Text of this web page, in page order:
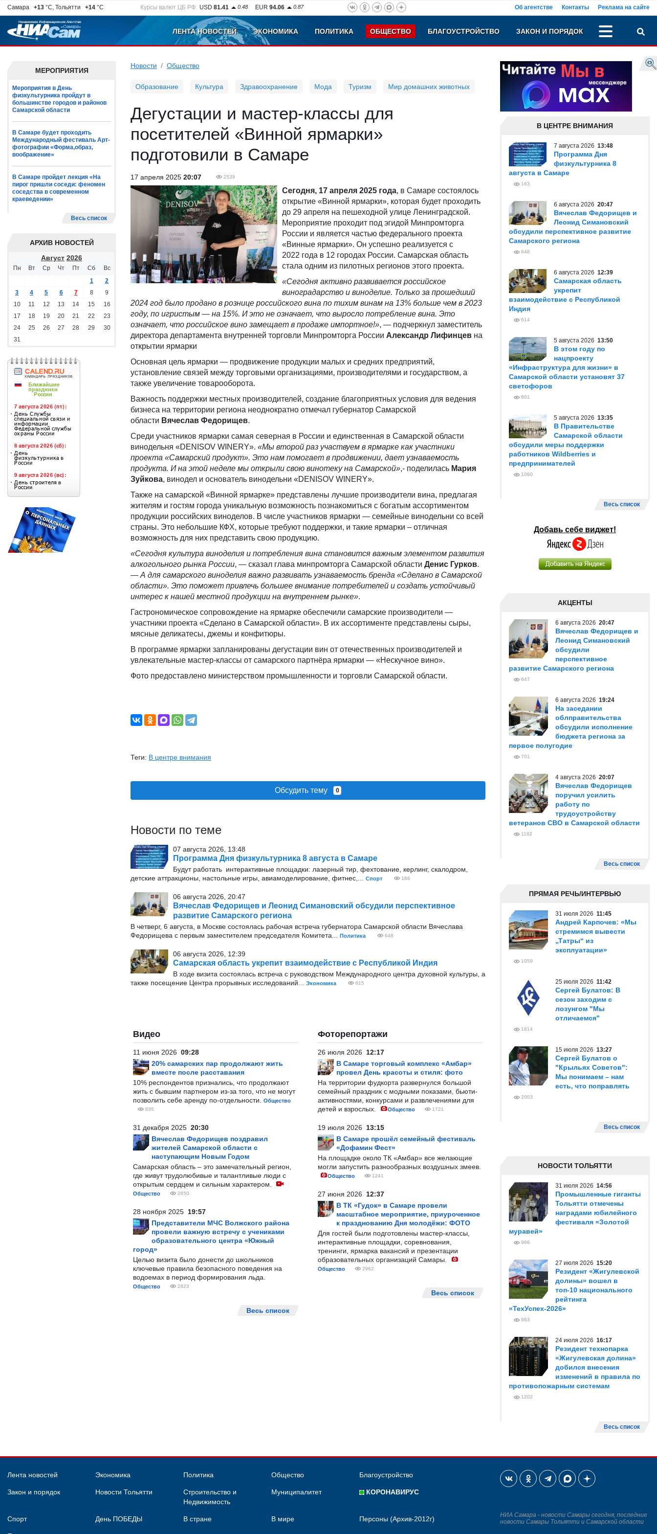
Самара +13 °C, Тольятти +14 °C Курсы валют ЦБ РФ: USD 81.41 0.48 EUR 94.06 0.87 Об агентстве Контакты Реклама на сайте
ЛЕНТА НОВОСТЕЙ ЭКОНОМИКА ПОЛИТИКА ОБЩЕСТВО БЛАГОУСТРОЙСТВО ЗАКОН И ПОРЯДОК
МЕРОПРИЯТИЯ
Мероприятия в День
физкультурника пройдут в
большинстве городов и районов
Самарской области
В Самаре будет проходить
Международный фестиваль Арт-
фотографии «Форма,образ,
воображение»
В Самаре пройдет лекция «На
пирог пришли соседи: феномен
соседства в современном
краеведении»
Весь список
АРХИВ НОВОСТЕЙ
Август 2026
Пн Вт Ср Чт Пт Сб
Вс
1
2
3
4 5 6 7 8
9
10
11 12 13 14 15
16
17
18 19 20 21 22
23
24
25 26 27 28 29
30
31
Новости Общество
Образование Культура Здравоохранение Мода Туризм Мир домашних животных
Дегустации и мастер-классы для
посетителей «Винной ярмарки»
подготовили в Самаре
17 апреля 2025 20:07 2539
Сегодня, 17 апреля 2025 года, в Самаре состоялось
открытие «Винной ярмарки», которая будет проходить
до 29 апреля на пешеходной улице Ленинградской.
Мероприятие проходит под эгидой Минпромторга
России и является частью федерального проекта
«Винные ярмарки». Он успешно реализуется с
2022 года в 12 городах России. Самарская область
стала одним из пилотных регионов этого проекта.
«Сегодня активно развивается российское
виноградарство и виноделие. Только за прошедший
2024 год было продано в рознице российского вина по тихим винам на 13% больше чем в 2023
году, по игристым — на 15%. И это не означает, что выросло потребление вина. Это
означает, что российское вино замещает в продаже импортное!», — подчеркнул заместитель
директора департамента внутренней торговли Минпромторга России Александр Лифинцев на
открытии ярмарки
Основная цель ярмарки — продвижение продукции малых и средних предприятий,
установление связей между торговыми организациями, производителями и государством, а
также увеличение товарооборота.
Важность поддержки местных производителей, создание благоприятных условия для ведения
бизнеса на территории региона неоднократно отмечал губернатор Самарской
области Вячеслав Федорищев.
Среди участников ярмарки самая северная в России и единственная в Самарской области
винодельня «DENISOV WINERY». «Мы второй раз участвуем в ярмарке как участники
проекта «Самарский продукт». Это нам помогает в продвижении, дает узнаваемость
продукта. И на этой неделе мы открыли свою винотеку на Самарской»,- поделилась Мария
Зуйкова, винодел и основатель винодельни «DENISOV WINERY».
Также на самарской «Винной ярмарке» представлены лучшие производители вина, предлагая
жителям и гостям города уникальную возможность познакомиться с богатым ассортиментом
продукции российских виноделов. В числе участников ярмарки — семейные винодельни со всей
страны. Это небольшие КФХ, которые требуют поддержки, и такие ярмарки – отличная
возможность для них представить свою продукцию.
«Сегодня культура виноделия и потребления вина становится важным элементом развития
алкогольного рынка России, — сказал глава минпромторга Самарской области Денис Гурков.
— А для самарского виноделия важно развивать узнаваемость бренда «Сделано в Самарской
области». Это поможет привлечь большее внимание потребителей и создать устойчивый
интерес к нашей местной продукции на внутреннем рынке».
Гастрономическое сопровождение на ярмарке обеспечили самарские производители —
участники проекта «Сделано в Самарской области». В их ассортименте представлены сыры,
мясные деликатесы, джемы и конфитюры.
В программе ярмарки запланированы дегустации вин от отечественных производителей и
увлекательные мастер-классы от самарского партнёра ярмарки — «Нескучное вино».
Фото предоставлено министерством промышленности и торговли Самарской области.
Теги: В центре внимания
Обсудить тему 0
Новости по теме
07 августа 2026, 13:48
Программа Дня физкультурника 8 августа в Самаре
Будут работать интерактивные площадки: лазерный тир, фехтование, керлинг, скалодром,
детские аттракционы, настольные игры, авиамоделирование, фитнес,...
Спорт 166
06 августа 2026, 20:47
Вячеслав Федорищев и Леонид Симановский обсудили перспективное
развитие Самарского региона
В четверг, 6 августа, в Москве состоялась рабочая встреча губернатора Самарской области Вячеслава
Федорищева с первым заместителем председателя Комитета...
Политика 648
06 августа 2026, 12:39
Самарская область укрепит взаимодействие с Республикой Индия
В ходе визита состоялась встреча с руководством Международного центра духовной культуры, а
также посещение Центра прорывных исследований...
Экономика 615
Видео
11 июня 2026 09:28
20% самарских пар продолжают жить
вместе после расставания
10% респондентов признались, что продолжают
жить с бывшим партнером из-за того, что не могут
позволить себе аренду по-отдельности.
Общество
835
31 декабря 2025 20:30
Вячеслав Федорищев поздравил
жителей Самарской области с
наступающим Новым Годом
Самарская область – это замечательный регион,
где живут трудолюбивые и талантливые люди с
открытым сердцем и сильным характером.
Общество 2650
28 ноября 2025 19:57
Представители МЧС Волжского района
провели важную встречу с учениками
образовательного центра «Южный
город»
Целью визита было донести до школьников
ключевые правила безопасного поведения на
водоемах в период формирования льда.
Общество 2823
Весь список
Фоторепортажи
26 июля 2026 12:17
В Самаре торговый комплекс «Амбар»
провел День красоты и стиля: фото
На территории фудкорта развернулся большой
семейный праздник с модными показами, бьюти-
активностями, конкурсами и развлечениями для
детей и взрослых.
Общество 1721
19 июля 2026 13:15
В Самаре прошёл семейный фестиваль
«Дофамин Фест»
На площадке около ТК «Амбар» все желающие
могли запустить разнообразных воздушных змеев.
Общество 1241
27 июня 2026 12:37
В ТК «Гудок» в Самаре провели
масштабное мероприятие, приуроченное
к празднованию Дня молодёжи: ФОТО
Для гостей были подготовлены мастер-классы,
интерактивные площадки, соревнования,
тренинги, ярмарка вакансий и презентации
образовательных организаций Самары.
Общество 2962
Весь список
В ЦЕНТРЕ ВНИМАНИЯ
7 августа 2026 13:48
Программа Дня
физкультурника 8
августа в Самаре
163
6 августа 2026 20:47
Вячеслав Федорищев и
Леонид Симановский
обсудили перспективное развитие
Самарского региона
648
6 августа 2026 12:39
Самарская область
укрепит
взаимодействие с Республикой
Индия
614
5 августа 2026 13:50
В этом году по
нацпроекту
«Инфраструктура для жизни» в
Самарской области установят 37
светофоров
801
5 августа 2026 13:35
В Правительстве
Самарской области
обсудили меры поддержки
работников Wildberries и
предпринимателей
1060
Весь список
Добавь себе виджет!
АКЦЕНТЫ
6 августа 2026 20:47
Вячеслав Федорищев и
Леонид Симановский
обсудили
перспективное
развитие Самарского региона
647
6 августа 2026 19:24
На заседании
облправительства
обсудили исполнение
бюджета региона за
первое полугодие
701
4 августа 2026 20:07
Вячеслав Федорищев
поручил усилить
работу по
трудоустройству
ветеранов СВО в Самарской области
1182
Весь список
ПРЯМАЯ РЕЧЬ/ИНТЕРВЬЮ
31 июля 2026 11:45
Андрей Карпочев: «Мы
стремимся вывести
„Татры“ из
эксплуатации»
1059
25 июля 2026 11:42
Сергей Булатов: В
сезон заходим с
лозунгом "Мы
отличаемся"
1814
15 июля 2026 13:27
Сергей Булатов о
"Крыльях Советов":
Мы понимаем – нам
есть, что поправлять
2003
Весь список
НОВОСТИ ТОЛЬЯТТИ
31 июля 2026 14:56
Промышленные гиганты
Тольятти отмечены
наградами юбилейного
фестиваля «Золотой
муравей»
966
27 июля 2026 15:20
Резидент «Жигулевской
долины» вошел в
топ-10 национального
рейтинга
«ТехУспех-2026»
963
24 июля 2026 16:17
Резидент технопарка
«Жигулевская долина»
добился внесения
изменений в правила по
противопожарным системам
1202
Весь список
Лента новостей Экономика Политика Общество Благоустройство
Закон и порядок Новости Тольятти
Строительство и
Недвижимость
Муниципалитет КОРОНАВИРУС
Спорт День ПОБЕДЫ В стране В мире Персоны (Архив-2012г)
НИА Самара - новости Самары сегодня, последние
новости Самары Тольятти и Самарской области